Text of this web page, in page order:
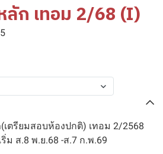
ลัก เทอม 2/68 (I)
ตรียมสอบห้องปกติ) เทอม 2/2568
ริ่ม ส.8 พ.ย.68 -ส.7 ก.พ.69